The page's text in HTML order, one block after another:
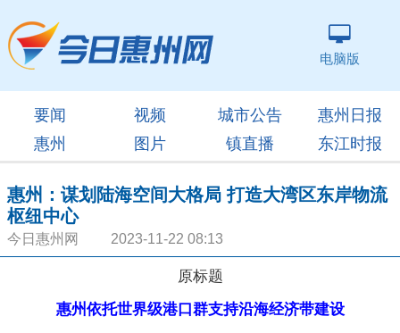
电脑版
要闻 视频 城市公告
惠州日报
惠州
图片 镇直播 东江时报
惠州：谋划陆海空间大格局 打造大湾区东岸物流
枢纽中心
今日惠州网 2023-11-22 08:13
原标题
惠州依托世界级港口群支持沿海经济带建设